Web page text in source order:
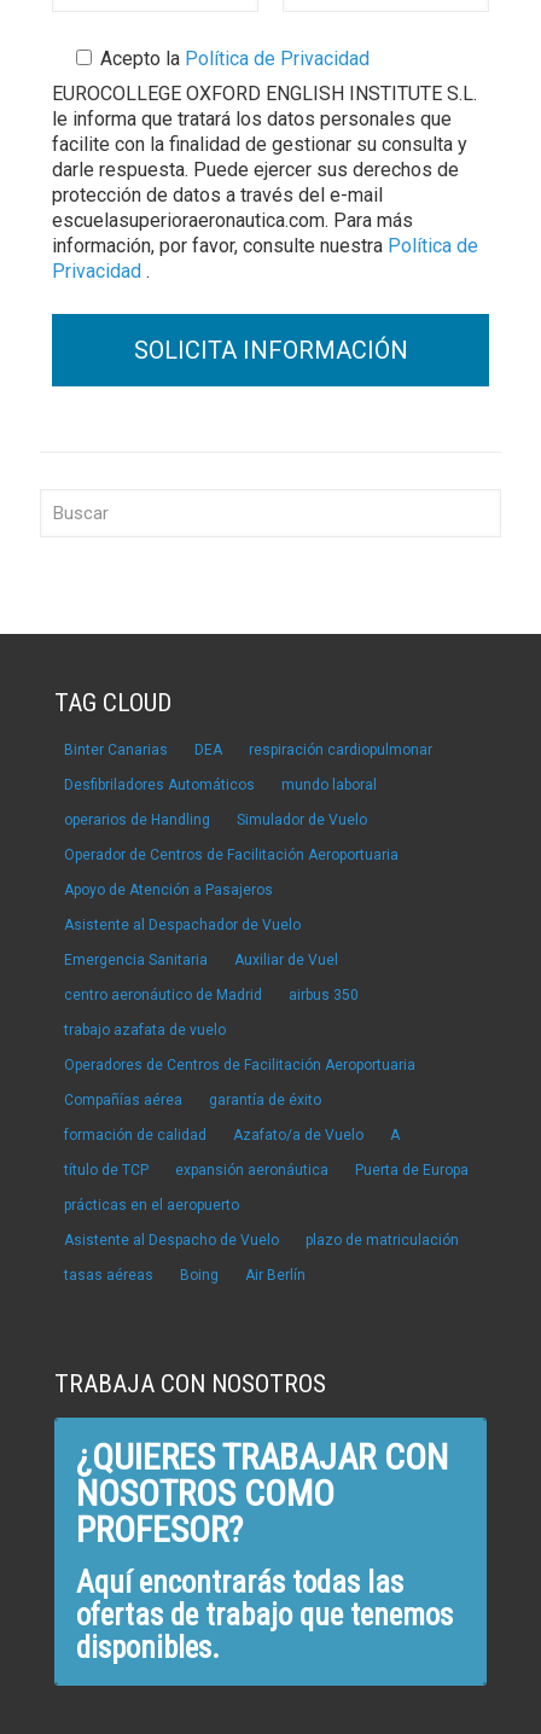
Acepto la Política de Privacidad
EUROCOLLEGE OXFORD ENGLISH INSTITUTE S.L.
le informa que tratará los datos personales que
facilite con la finalidad de gestionar su consulta y
darle respuesta. Puede ejercer sus derechos de
protección de datos a través del e-mail
escuelasuperioraeronautica.com. Para más
información, por favor, consulte nuestra Política de
Privacidad .
TAG CLOUD
Binter Canarias DEA respiración cardiopulmonar
Desfibriladores Automáticos mundo laboral
operarios de Handling Simulador de Vuelo
Operador de Centros de Facilitación Aeroportuaria
Apoyo de Atención a Pasajeros
Asistente al Despachador de Vuelo
Emergencia Sanitaria Auxiliar de Vuel
centro aeronáutico de Madrid airbus 350
trabajo azafata de vuelo
Operadores de Centros de Facilitación Aeroportuaria
Compañías aérea garantía de éxito
formación de calidad Azafato/a de Vuelo A
título de TCP expansión aeronáutica Puerta de Europa
prácticas en el aeropuerto
Asistente al Despacho de Vuelo plazo de matriculación
tasas aéreas Boing Air Berlín
TRABAJA CON NOSOTROS
¿QUIERES TRABAJAR CON
NOSOTROS COMO
PROFESOR?
Aquí encontrarás todas las
ofertas de trabajo que tenemos
disponibles.